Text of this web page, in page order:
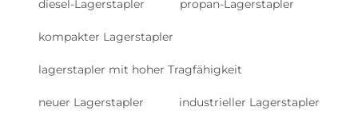
diesel-Lagerstapler propan-Lagerstapler
kompakter Lagerstapler
lagerstapler mit hoher Tragfähigkeit
neuer Lagerstapler industrieller Lagerstapler